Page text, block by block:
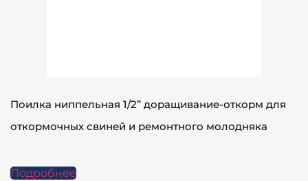
Поилка ниппельная 1/2” доращивание-откорм для
откормочных свиней и ремонтного молодняка
Подробнее